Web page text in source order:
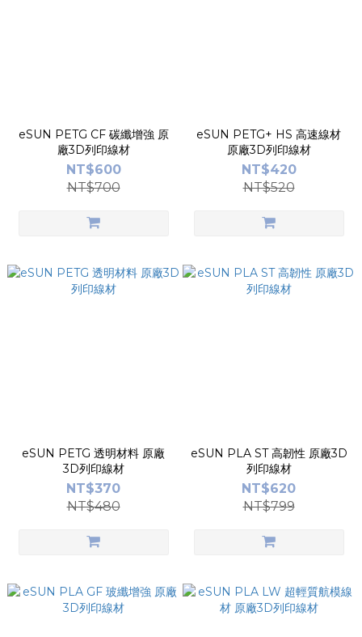
eSUN PETG CF 碳纖增強 原
廠3D列印線材
NT$600
NT$700
eSUN PETG+ HS 高速線材
原廠3D列印線材
NT$420
NT$520
eSUN PETG 透明材料 原廠
3D列印線材
NT$370
NT$480
eSUN PLA ST 高韌性 原廠3D
列印線材
NT$620
NT$799